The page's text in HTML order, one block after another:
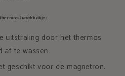
lunchbakje:
uitstraling door het thermos
af te wassen.
geschikt voor de magnetron.